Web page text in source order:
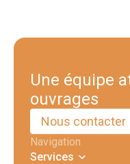
Une équipe
ouvrages
Nous contacter
Navigation
Services